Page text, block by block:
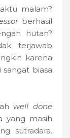
malam?
berhasil
hutan?
terjawab
karena
biasa
well done
yang masih
sutradara.